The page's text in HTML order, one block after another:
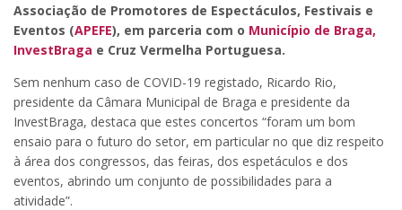
Associação de Promotores de Espectáculos, Festivais e
Eventos (APEFE), em parceria com o Município de Braga,
InvestBraga e Cruz Vermelha Portuguesa.
Sem nenhum caso de COVID-19 registado, Ricardo Rio,
presidente da Câmara Municipal de Braga e presidente da
InvestBraga, destaca que estes concertos “foram um bom
ensaio para o futuro do setor, em particular no que diz respeito
à área dos congressos, das feiras, dos espetáculos e dos
eventos, abrindo um conjunto de possibilidades para a
atividade”.